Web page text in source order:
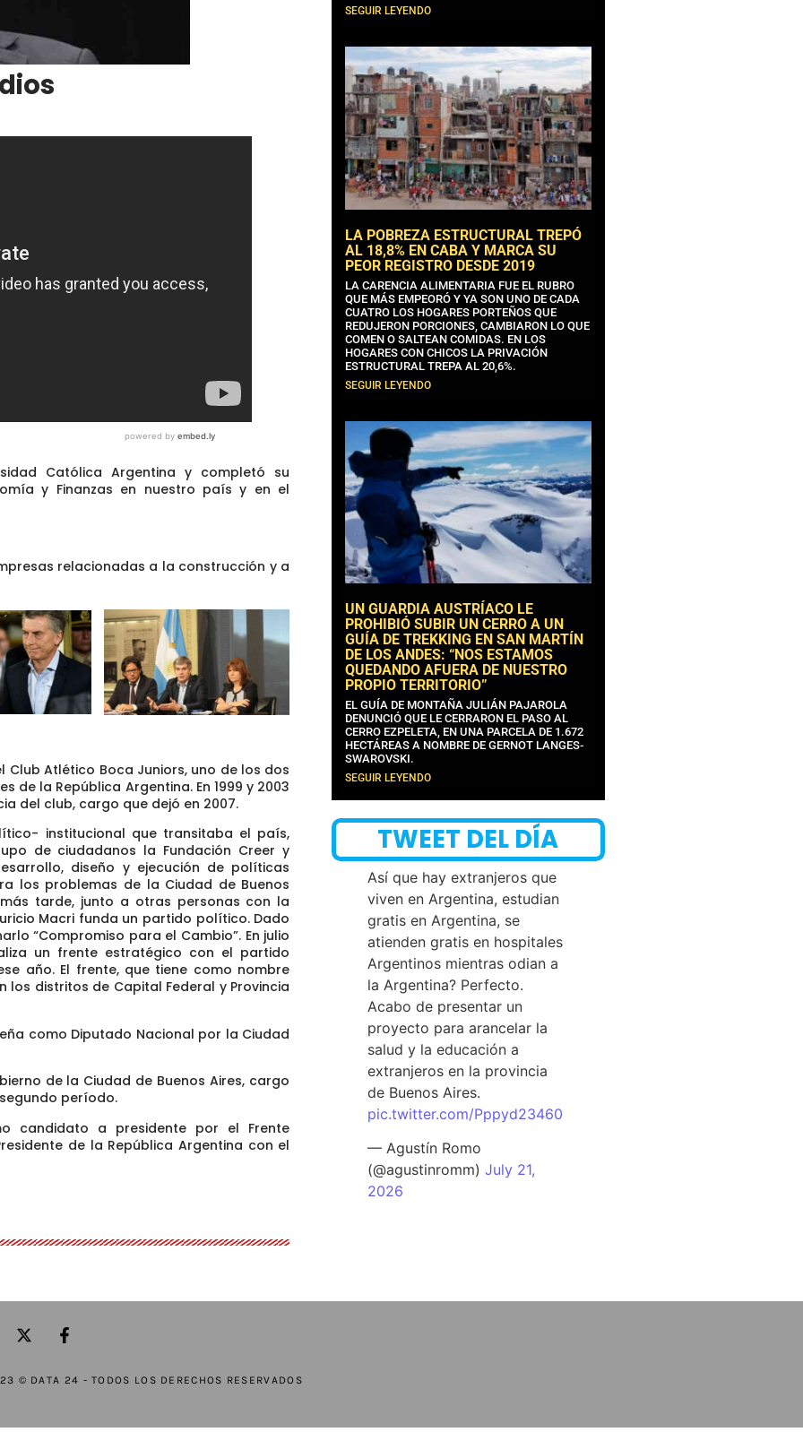
Católica Argentina y completó su
y Finanzas en nuestro país y en el
relacionadas a la construcción y a
Club Atlético Boca Juniors, uno de los dos
la República Argentina. En 1999 y 2003
del club, cargo que dejó en 2007.
institucional que transitaba el país,
de ciudadanos la Fundación Creer y
diseño y ejecución de políticas
los problemas de la Ciudad de Buenos
tarde, junto a otras personas con la
Macri funda un partido político. Dado
“Compromiso para el Cambio”. En julio
un frente estratégico con el partido
año. El frente, que tiene como nombre
los distritos de Capital Federal y Provincia
como Diputado Nacional por la Ciudad
de la Ciudad de Buenos Aires, cargo
período.
candidato a presidente por el Frente
de la República Argentina con el
SEGUIR LEYENDO
LA POBREZA ESTRUCTURAL TREPÓ
AL 18,8% EN CABA Y MARCA SU
PEOR REGISTRO DESDE 2019
LA CARENCIA ALIMENTARIA FUE EL RUBRO
QUE MÁS EMPEORÓ Y YA SON UNO DE CADA
CUATRO LOS HOGARES PORTEÑOS QUE
REDUJERON PORCIONES, CAMBIARON LO QUE
COMEN O SALTEAN COMIDAS. EN LOS
HOGARES CON CHICOS LA PRIVACIÓN
ESTRUCTURAL TREPA AL 20,6%.
SEGUIR LEYENDO
UN GUARDIA AUSTRÍACO LE
PROHIBIÓ SUBIR UN CERRO A UN
GUÍA DE TREKKING EN SAN MARTÍN
DE LOS ANDES: “NOS ESTAMOS
QUEDANDO AFUERA DE NUESTRO
PROPIO TERRITORIO”
EL GUÍA DE MONTAÑA JULIÁN PAJAROLA
DENUNCIÓ QUE LE CERRARON EL PASO AL
CERRO EZPELETA, EN UNA PARCELA DE 1.672
HECTÁREAS A NOMBRE DE GERNOT LANGES-
SWAROVSKI.
SEGUIR LEYENDO
TWEET DEL DÍA
Así que hay extranjeros que
viven en Argentina, estudian
gratis en Argentina, se
atienden gratis en hospitales
Argentinos mientras odian a
la Argentina? Perfecto.
Acabo de presentar un
proyecto para arancelar la
salud y la educación a
extranjeros en la provincia
de Buenos Aires.
pic.twitter.com/Pppyd23460
— Agustín Romo
(@agustinromm)July 21,
2026
© DATA 24 - TODOS LOS DERECHOS RESERVADOS